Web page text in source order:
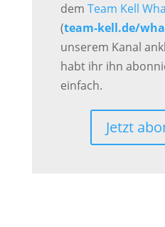
dem Team Kell
(team-kell.de/
unserem Kanal
habt ihr ihn
einfach.
Jetzt